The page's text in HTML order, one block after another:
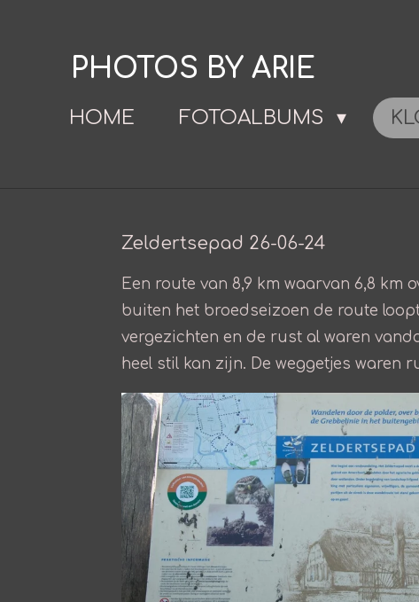
hoofdinhoud
PHOTOS BY ARIE
HOME FOTOALBUMS
Zeldertsepad 26-06-24
Een route van 8,9 km waarvan 6,8
buiten het broedseizoen de route
vergezichten en de rust al waren
heel stil kan zijn. De weggetjes waren